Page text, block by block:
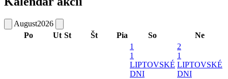
August2026
Po
Ut St Št Pia So Ne
1
1
LIPTOVSKÉ
DNI
2
1
LIPTOVSKÉ
DNI